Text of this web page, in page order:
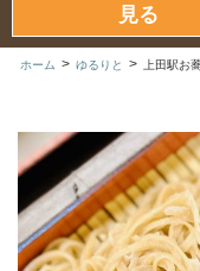
見る
ホーム > ゆるりと > 上田駅